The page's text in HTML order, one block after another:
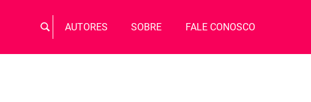
Busca
por:
BUSCAR
AUTORES SOBRE FALE CONOSCO